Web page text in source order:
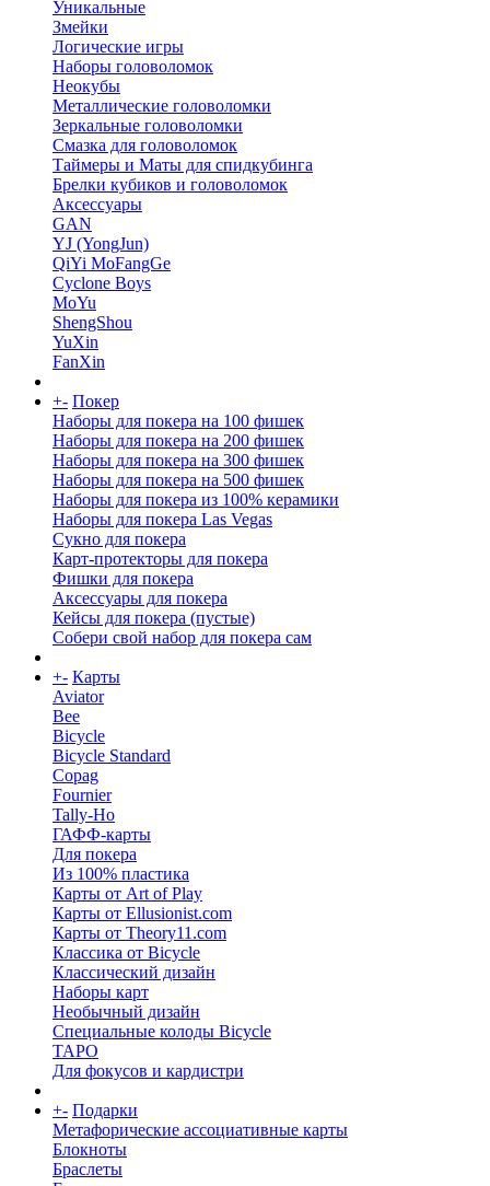
Уникальные
Змейки
Логические игры
Наборы головоломок
Неокубы
Металлические головоломки
Зеркальные головоломки
Смазка для головоломок
Таймеры и Маты для спидкубинга
Брелки кубиков и головоломок
Аксессуары
GAN
YJ (YongJun)
QiYi MoFangGe
Cyclone Boys
MoYu
ShengShou
YuXin
FanXin
+- Покер
Наборы для покера на 100 фишек
Наборы для покера на 200 фишек
Наборы для покера на 300 фишек
Наборы для покера на 500 фишек
Наборы для покера из 100% керамики
Наборы для покера Las Vegas
Сукно для покера
Карт-протекторы для покера
Фишки для покера
Аксессуары для покера
Кейсы для покера (пустые)
Собери свой набор для покера сам
+- Карты
Aviator
Bee
Bicycle
Bicycle Standard
Copag
Fournier
Tally-Ho
ГАФФ-карты
Для покера
Из 100% пластика
Карты от Art of Play
Карты от Ellusionist.com
Карты от Theory11.com
Классика от Bicycle
Классический дизайн
Наборы карт
Необычный дизайн
Специальные колоды Bicycle
ТАРО
Для фокусов и кардистри
+- Подарки
Метафорические ассоциативные карты
Блокноты
Браслеты